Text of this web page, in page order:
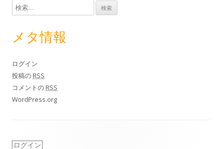
検索:
メタ情報
ログイン
投稿のRSS
コメントのRSS
WordPress.org
ログイン